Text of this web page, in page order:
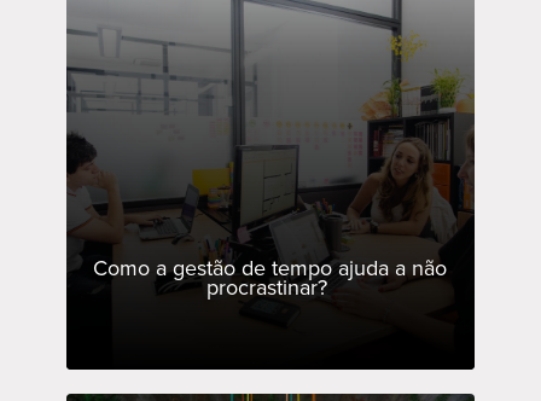
Como a gestão de tempo ajuda a não
procrastinar?